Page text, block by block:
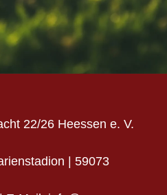
22/26 Heessen e. V.
| 59073